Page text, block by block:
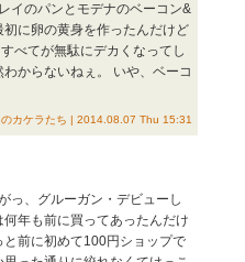
イのパンとモデナのベーコン&
に卵の黄身を作ったんだけど
べてが無駄にデカくなってし
からないねぇ。 いや、ベーコ
カケラたち | 2014.08.07 Thu 15:31
っ、グルーガン・デビューし
年も前に買ってあったんだけ
前に初めて100円ショップで